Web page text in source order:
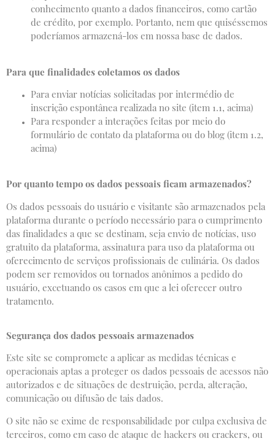
conhecimento quanto a dados financeiros, como cartão
de crédito, por exemplo. Portanto, nem que quiséssemos
poderíamos armazená-los em nossa base de dados.
Para que finalidades coletamos os dados
Para enviar notícias solicitadas por intermédio de
inscrição espontânea realizada no site (item 1.1, acima)
Para responder a interações feitas por meio do
formulário de contato da plataforma ou do blog (item 1.2,
acima)
Por quanto tempo os dados pessoais ficam armazenados?
Os dados pessoais do usuário e visitante são armazenados pela
plataforma durante o período necessário para o cumprimento
das finalidades a que se destinam, seja envio de notícias, uso
gratuito da plataforma, assinatura para uso da plataforma ou
oferecimento de serviços profissionais de culinária. Os dados
podem ser removidos ou tornados anônimos a pedido do
usuário, excetuando os casos em que a lei oferecer outro
tratamento.
Segurança dos dados pessoais armazenados
Este site se compromete a aplicar as medidas técnicas e
operacionais aptas a proteger os dados pessoais de acessos não
autorizados e de situações de destruição, perda, alteração,
comunicação ou difusão de tais dados.
O site não se exime de responsabilidade por culpa exclusiva de
terceiros, como em caso de ataque de hackers ou crackers, ou